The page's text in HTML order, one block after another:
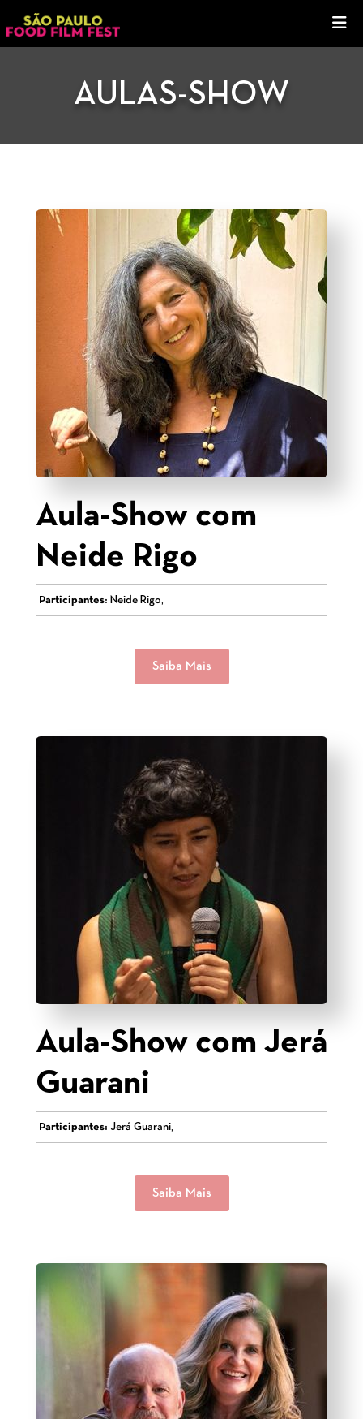
AULAS-SHOW
Aula-Show com
Neide Rigo
Participantes: Neide Rigo,
Saiba Mais
Aula-Show com Jerá
Guarani
Participantes: Jerá Guarani,
Saiba Mais